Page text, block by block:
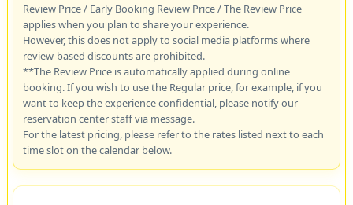
Review Price / Early Booking Review Price / The Review Price
applies when you plan to share your experience.
However, this does not apply to social media platforms where
review-based discounts are prohibited.
**The Review Price is automatically applied during online
booking. If you wish to use the Regular price, for example, if you
want to keep the experience confidential, please notify our
reservation center staff via message.
For the latest pricing, please refer to the rates listed next to each
time slot on the calendar below.